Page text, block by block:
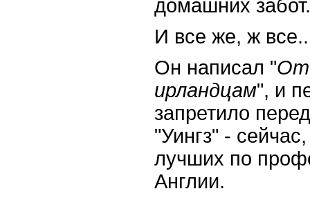
домашних забот.
И все же, ж
Он написал "
ирландцам", и
запретило
"Уингз" -
лучших по
Англии.